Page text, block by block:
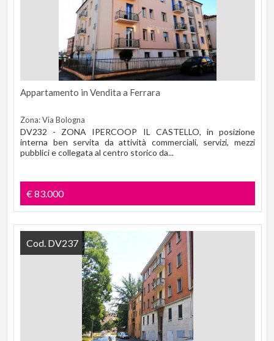
Appartamento in Vendita a Ferrara
Zona: Via Bologna
DV232 - ZONA IPERCOOP IL CASTELLO, in posizione
interna ben servita da attività commerciali, servizi, mezzi
pubblici e collegata al centro storico da...
€ 83.000
Cod. DV237